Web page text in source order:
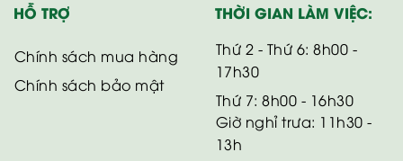
HỖ TRỢ
Chính sách mua hàng
Chính sách bảo mật
THỜI GIAN LÀM VIỆC:
Thứ 2 - Thứ 6: 8h00 -
17h30
Thứ 7: 8h00 - 16h30
Giờ nghỉ trưa: 11h30 -
13h